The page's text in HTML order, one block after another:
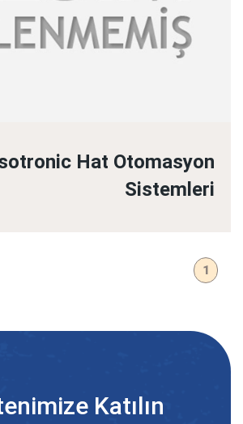
Hat Otomasyon
Sistemleri
1
Katılın